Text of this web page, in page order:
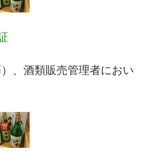
、酒類販売管理者におい